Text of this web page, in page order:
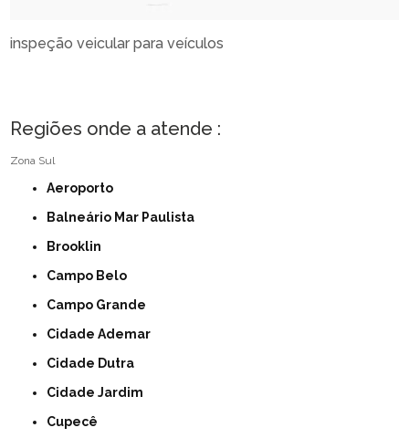
inspeção veicular para veículos
Regiões onde a atende :
Zona Sul
Aeroporto
Balneário Mar Paulista
Brooklin
Campo Belo
Campo Grande
Cidade Ademar
Cidade Dutra
Cidade Jardim
Cupecê